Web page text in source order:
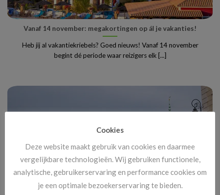
Vanaf 14 november: megakortingen op ál je vakanties!
Heb jij al vakantiekriebels? Goed nieuws! Vanaf 14 november
begint dé periode waar reizigers elk [...]
Cookies
Deze website maakt gebruik van cookies en daarmee
vergelijkbare technologieën. Wij gebruiken functionele,
analytische, gebruikerservaring en performance cookies om
je een optimale bezoekerservaring te bieden.